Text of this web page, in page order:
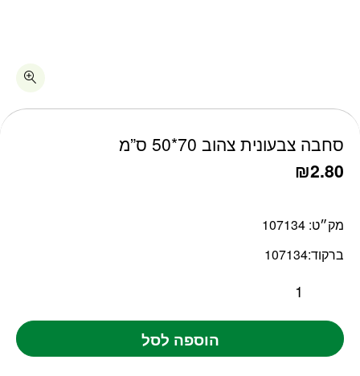
סחבה צבעונית צהוב 70*50 ס”מ
₪2.80
מק״ט: 107134
ברקוד:107134
כמות סחבה צבעונית צהוב 70*50 ס"מ
הוספה לסל